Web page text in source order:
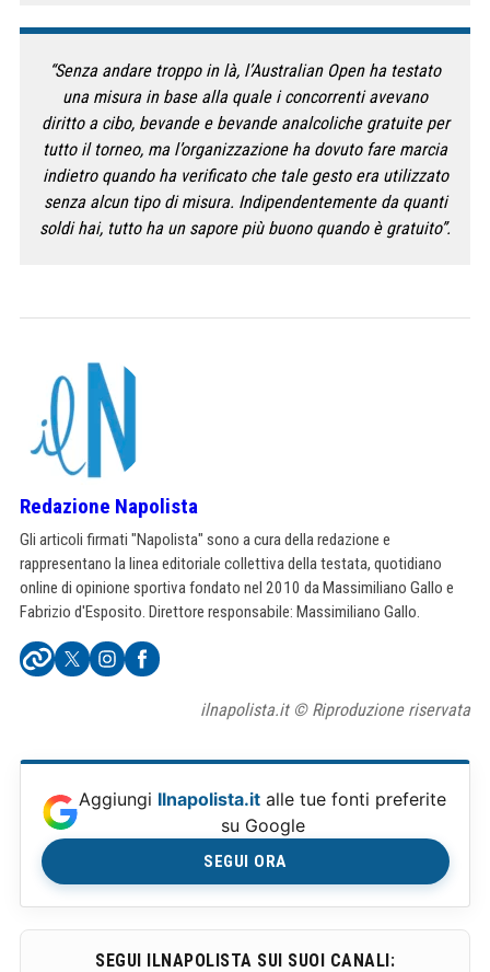
“Senza andare troppo in là, l’Australian Open ha testato
una misura in base alla quale i concorrenti avevano
diritto a cibo, bevande e bevande analcoliche gratuite per
tutto il torneo, ma l’organizzazione ha dovuto fare marcia
indietro quando ha verificato che tale gesto era utilizzato
senza alcun tipo di misura. Indipendentemente da quanti
soldi hai, tutto ha un sapore più buono quando è gratuito”.
Redazione Napolista
Gli articoli firmati "Napolista" sono a cura della redazione e
rappresentano la linea editoriale collettiva della testata, quotidiano
online di opinione sportiva fondato nel 2010 da Massimiliano Gallo e
Fabrizio d'Esposito. Direttore responsabile: Massimiliano Gallo.
ilnapolista.it © Riproduzione riservata
Aggiungi Ilnapolista.it alle tue fonti preferite
su Google
SEGUI ORA
SEGUI ILNAPOLISTA SUI SUOI CANALI: